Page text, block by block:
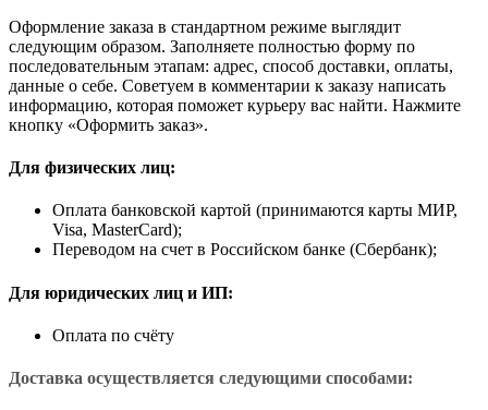
Оформление заказа в стандартном режиме выглядит
следующим образом. Заполняете полностью форму по
последовательным этапам: адрес, способ доставки, оплаты,
данные о себе. Советуем в комментарии к заказу написать
информацию, которая поможет курьеру вас найти. Нажмите
кнопку «Оформить заказ».
Для физических лиц:
Оплата банковской картой (принимаются карты МИР,
Visa, MasterCard);
Переводом на счет в Российском банке (Сбербанк);
Для юридических лиц и ИП:
Оплата по счёту
Доставка осуществляется следующими способами: